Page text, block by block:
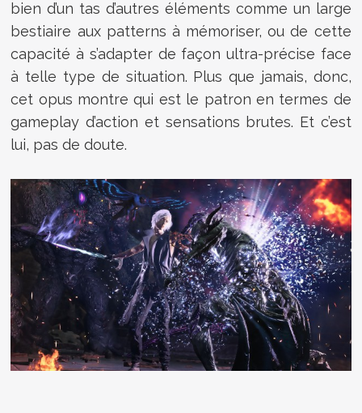
bien d’un tas d’autres éléments comme un large
bestiaire aux patterns à mémoriser, ou de cette
capacité à s’adapter de façon ultra-précise face
à telle type de situation. Plus que jamais, donc,
cet opus montre qui est le patron en termes de
gameplay d’action et sensations brutes. Et c’est
lui, pas de doute.